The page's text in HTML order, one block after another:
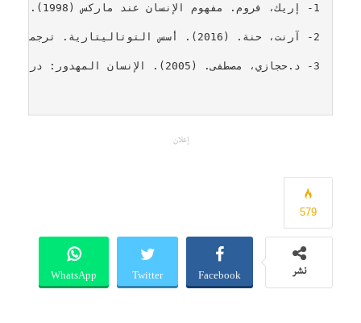
1- إريك، فروم. مفهوم الإنسان عند ماركس (1998). ترجمة: محمد سيد رصاص.
2- آرنت، حنة. (2016). أسس التوتاليتارية. ترجمة: أبو زيد، أنطوان. لبنان-بيروت: دار الساقي.
3- د.حجازي، مصطفى. (2005). الإنسان المهدور: دراسة تحليلية نفسية اجتماعية. لبنان-بيروت: المركز الثقافي العربي.
إعلان
579
نشر Facebook
Twitter
WhatsApp